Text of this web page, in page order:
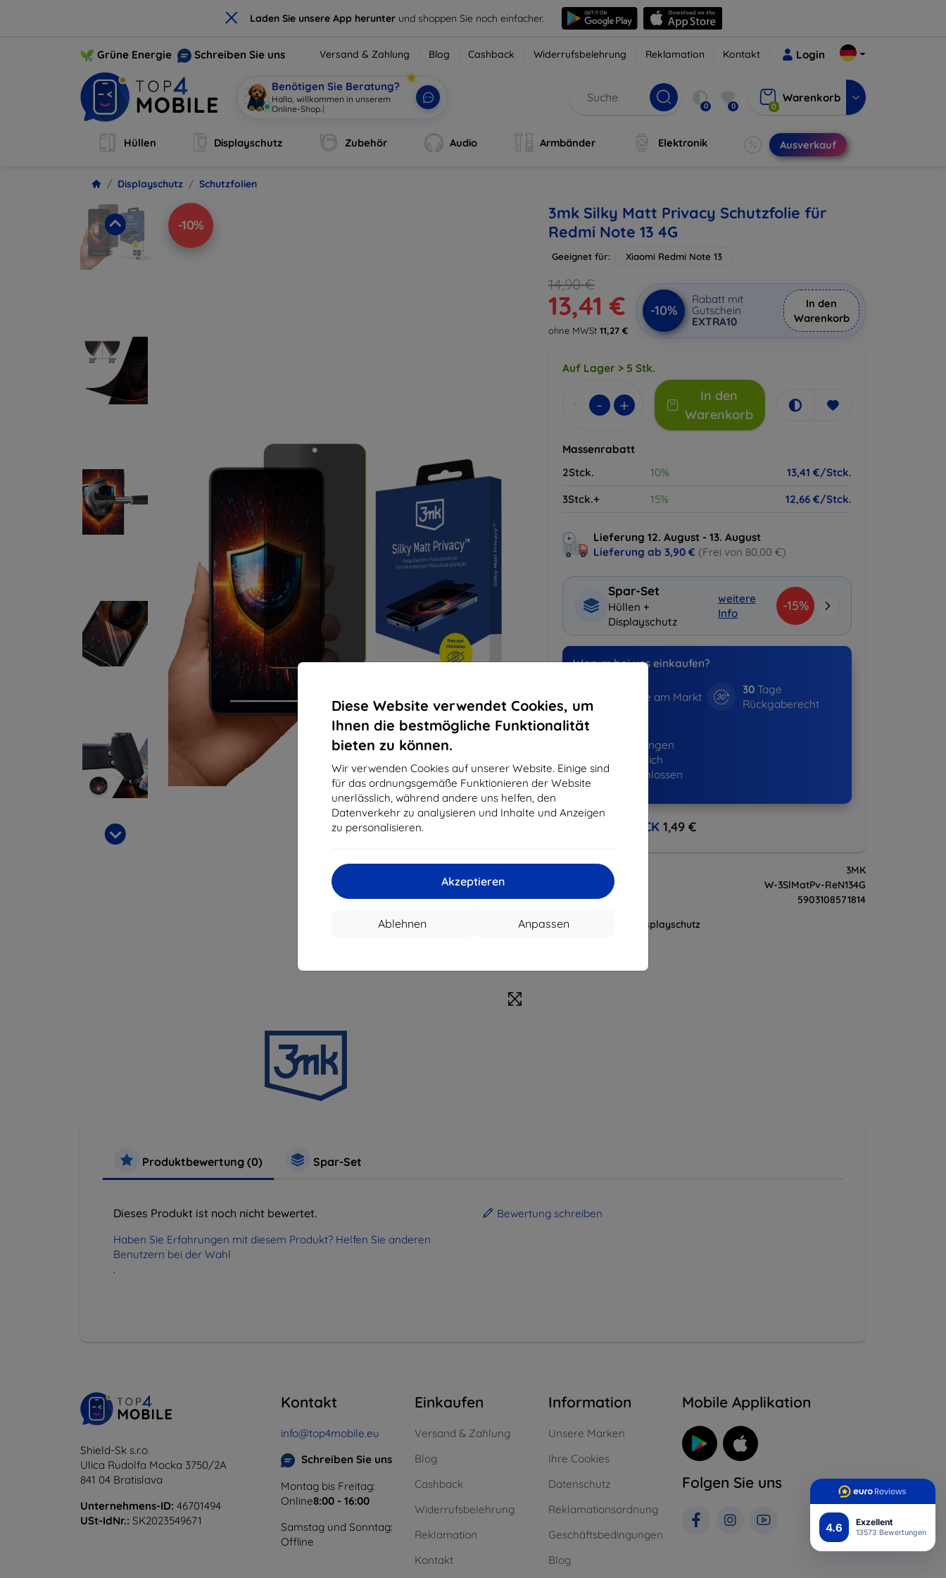
× Laden Sie unsere App herunter und shoppen Sie noch einfacher.
4.6 Exzellent
13573 Bewertungen
Diese Website verwendet Cookies, um
Ihnen die bestmögliche Funktionalität
bieten zu können.
Wir verwenden Cookies auf unserer Website. Einige sind
für das ordnungsgemäße Funktionieren der Website
unerlässlich, während andere uns helfen, den
Datenverkehr zu analysieren und Inhalte und Anzeigen
zu personalisieren.
Akzeptieren
Anpassen
Ablehnen
Grüne Energie Schreiben Sie uns Versand & Zahlung Blog Cashback Widerrufsbelehrung Reklamation Kontakt Login
Benötigen Sie Beratung?
Hallo, willkommen in unserem
Online-Shop. | 0 0 0
Warenkorb
Hüllen Displayschutz Zubehör Audio Armbänder Elektronik Ausverkauf
Displayschutz Schutzfolien
-10%
3mk Silky Matt Privacy Schutzfolie für
Redmi Note 13 4G
Geeignet für: Xiaomi Redmi Note 13
14,90 €
13,41 €
ohne MWSt 11,27 €
-10%
Rabatt mit
Gutschein
EXTRA10
In den
Warenkorb
Auf Lager > 5 Stk.
- +
In den
Warenkorb
Massenrabatt
2Stck.
10%
13,41 €/Stck.
3Stck.+
15% 12,66 €/Stck.
Lieferung 12. August - 13. August
Lieferung ab 3,90 € (Frei von 80,00 €)
Spar-Set
Hüllen +
Displayschutz
weitere
Info
-15%
Warum bei uns einkaufen?
Jahre am Markt
30Tage
Rückgaberecht
819365+
Bestellungen
erfolgreich
abgeschlossen
CASHBACK 1,49 €
3MK
Produktnummer
W-3SlMatPv-ReN134G
EAN
5903108571814
Schutzfolien
Displayschutz
Produktbewertung (0) Spar-Set
Dieses Produkt ist noch nicht bewertet.
Haben Sie Erfahrungen mit diesem Produkt? Helfen Sie anderen
Benutzern bei der Wahl
.
Bewertung schreiben
Shield-Sk s.r.o.
Ulica Rudolfa Mocka 3750/2A
841 04 Bratislava
Unternehmens-ID: 46701494
USt-IdNr.: SK2023549671
Kontakt
info@top4mobile.eu
Schreiben Sie uns
Montag bis Freitag:
Online8:00 - 16:00
Samstag und Sonntag:
Offline
Einkaufen
Versand & Zahlung
Blog
Cashback
Widerrufsbelehrung
Reklamation
Kontakt
Information
Unsere Marken
Ihre Cookies
Datenschutz
Reklamationsordnung
Geschäftsbedingungen
Blog
Mobile Applikation
Folgen Sie uns